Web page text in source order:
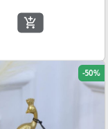
add_shopping_cart
-50%